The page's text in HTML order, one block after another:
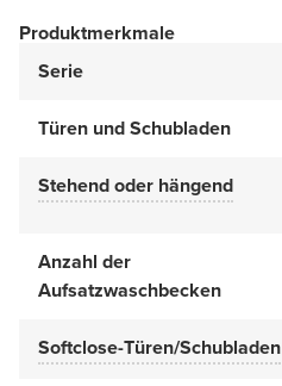
Produktmerkmale
Serie
Türen und Schubladen
Stehend oder hängend
Anzahl der
Aufsatzwaschbecken
Softclose-Türen/Schubladen